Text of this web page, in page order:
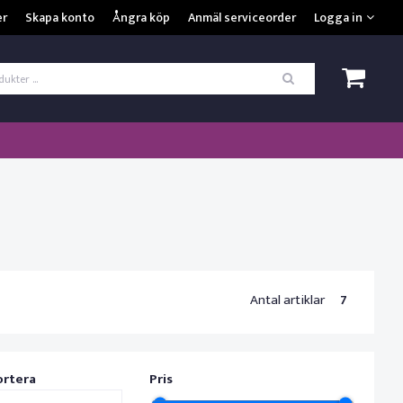
Skapa konto Ångra köp Anmäl serviceorder Logga in
in
*
Antal artiklar 7
Pris